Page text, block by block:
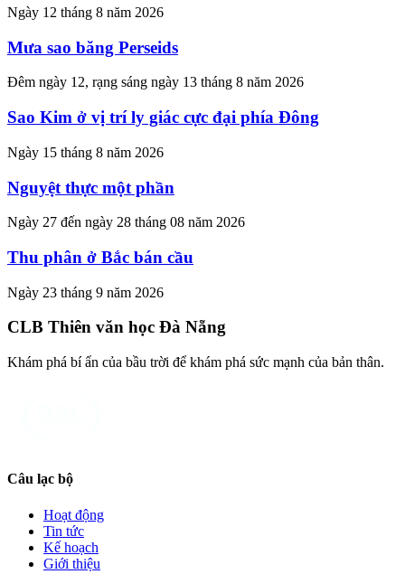
Ngày 12 tháng 8 năm 2026
Mưa sao băng Perseids
Đêm ngày 12, rạng sáng ngày 13 tháng 8 năm 2026
Sao Kim ở vị trí ly giác cực đại phía Đông
Ngày 15 tháng 8 năm 2026
Nguyệt thực một phần
Ngày 27 đến ngày 28 tháng 08 năm 2026
Thu phân ở Bắc bán cầu
Ngày 23 tháng 9 năm 2026
CLB Thiên văn học Đà Nẵng
Khám phá bí ẩn của bầu trời để khám phá sức mạnh của bản thân.
Câu lạc bộ
Hoạt động
Tin tức
Kế hoạch
Giới thiệu